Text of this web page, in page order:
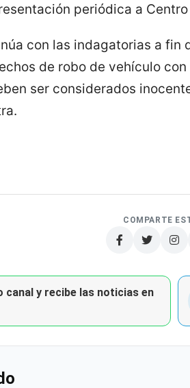
periódica a
con las indagatorias a
de robo de vehículo
ser considerados
COMPARTE
canal y recibe las noticias en